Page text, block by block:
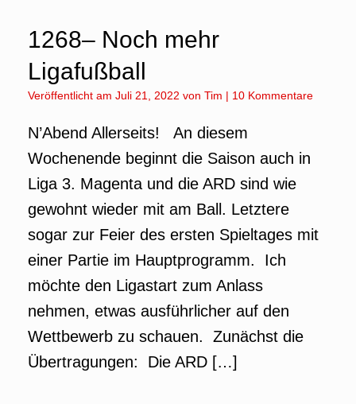
1268– Noch mehr
Ligafußball
Veröffentlicht am Juli 21, 2022 von Tim | 10 Kommentare
N’Abend Allerseits! An diesem
Wochenende beginnt die Saison auch in
Liga 3. Magenta und die ARD sind wie
gewohnt wieder mit am Ball. Letztere
sogar zur Feier des ersten Spieltages mit
einer Partie im Hauptprogramm. Ich
möchte den Ligastart zum Anlass
nehmen, etwas ausführlicher auf den
Wettbewerb zu schauen. Zunächst die
Übertragungen: Die ARD […]